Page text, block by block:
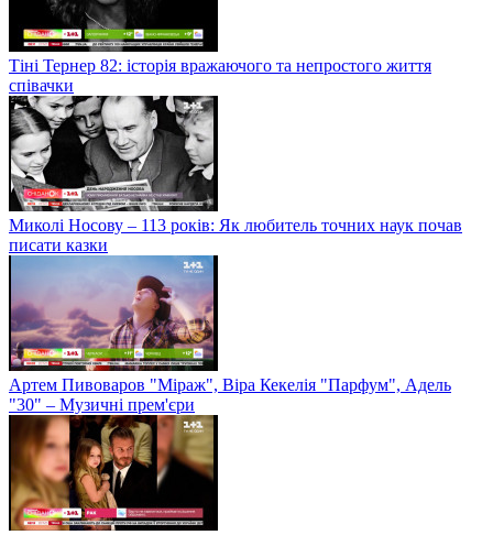
Тіні Тернер 82: історія вражаючого та непростого життя
співачки
Миколі Носову – 113 років: Як любитель точних наук почав
писати казки
Артем Пивоваров "Міраж", Віра Кекелія "Парфум", Адель
"30" – Музичні прем'єри